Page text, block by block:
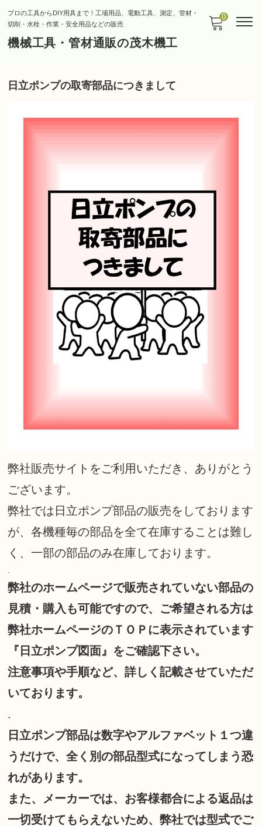
プロの工具からDIY用具まで！工場用品、電動工具、測定、管材・
切削・水栓・作業・安全用品などの販売
機械工具・管材通販の茂木機工
0
日立ポンプの取寄部品につきまして
弊社販売サイトをご利用いただき、ありがとう
ございます。
弊社では日立ポンプ部品の販売をしております
が、各機種毎の部品を全て在庫することは難し
く、一部の部品のみ在庫しております。
弊社のホームページで販売されていない部品の
見積・購入も可能ですので、ご希望される方は
弊社ホームページのＴＯＰに表示されています
『日立ポンプ図面』をご確認下さい。
注意事項や手順など、詳しく記載させていただ
いております。
.
日立ポンプ部品は数字やアルファベット１つ違
うだけで、全く別の部品型式になってしまう恐
れがあります。
また、メーカーでは、お客様都合による返品は
一切受けてもらえないため、弊社では型式でご